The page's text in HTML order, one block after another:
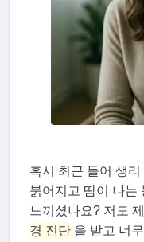
혹시 최근 들어 생리
붉어지고 땀이 나는
느끼셨나요? 저도
경 진단 을 받고 너